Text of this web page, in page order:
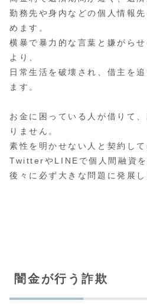
勤務先や身内などの個人情報先
めます。
横暴で暴力的な言葉と嫌がら
より、
日常生活を破壊され、借主を
ます。
お金に困っている人が借りて
りません。
素性を明かせない人と契約して
TwitterやLINEで個人間融資を
後々に必ず大きな問題に発展し
闇金が行う詐欺